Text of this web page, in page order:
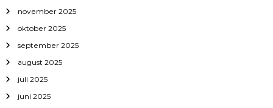
november 2025
oktober 2025
september 2025
august 2025
juli 2025
juni 2025